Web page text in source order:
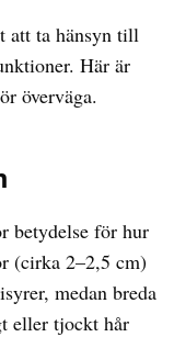
att ta hänsyn till
Här är
överväga.
betydelse för hur
(cirka 2–2,5 cm)
medan breda
eller tjockt hår